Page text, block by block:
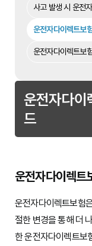
사고 발생 시 운전
운전자다이렉트보
운전자다이렉트보
운전자다이
드
운전자다이렉트
운전자다이렉트보험
절한 변경을 통해 더
한 운전자다이렉트보